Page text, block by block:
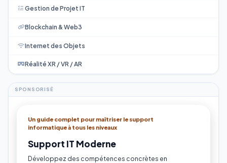
Gestion de Projet IT
Blockchain & Web3
Internet des Objets
Réalité XR / VR / AR
SPONSORISÉ
Un guide complet pour maîtriser le support
informatique à tous les niveaux
Support IT Moderne
Développez des compétences concrètes en